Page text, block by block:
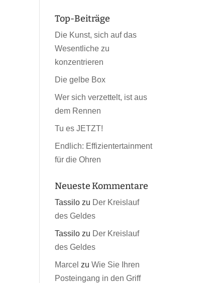
Top-Beiträge
Die Kunst, sich auf das
Wesentliche zu
konzentrieren
Die gelbe Box
Wer sich verzettelt, ist aus
dem Rennen
Tu es JETZT!
Endlich: Effizientertainment
für die Ohren
Neueste Kommentare
Tassilo zu Der Kreislauf
des Geldes
Tassilo zu Der Kreislauf
des Geldes
Marcel zuWie Sie Ihren
Posteingang in den Griff